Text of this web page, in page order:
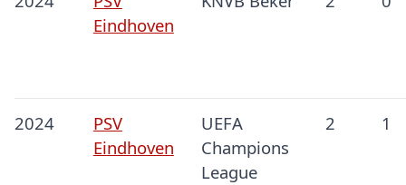
Eindhoven
2024
PSV
Eindhoven
UEFA
Champions
League
2 1